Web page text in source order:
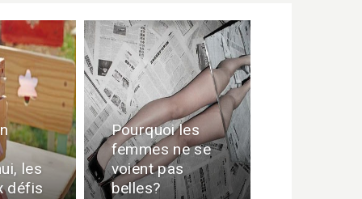
les
défis
Pourquoi les
femmes ne se
voient pas
belles?